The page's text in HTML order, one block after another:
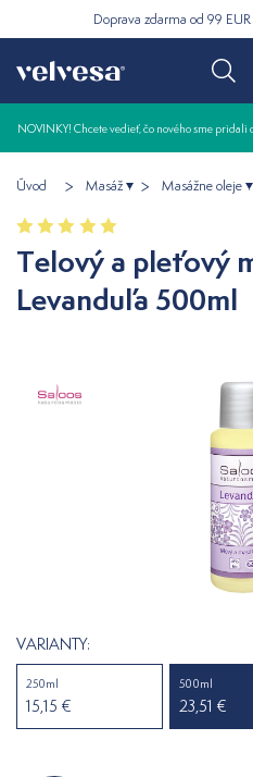
Doprava zdarma od 99 EUR
NOVINKY! Chcete vedieť, čo nového sme pridali
Úvod Masáž Masážne oleje
Telový a pleťový
Levanduľa 500ml
VARIANTY:
250ml
15,15 €
500ml
23,51 €